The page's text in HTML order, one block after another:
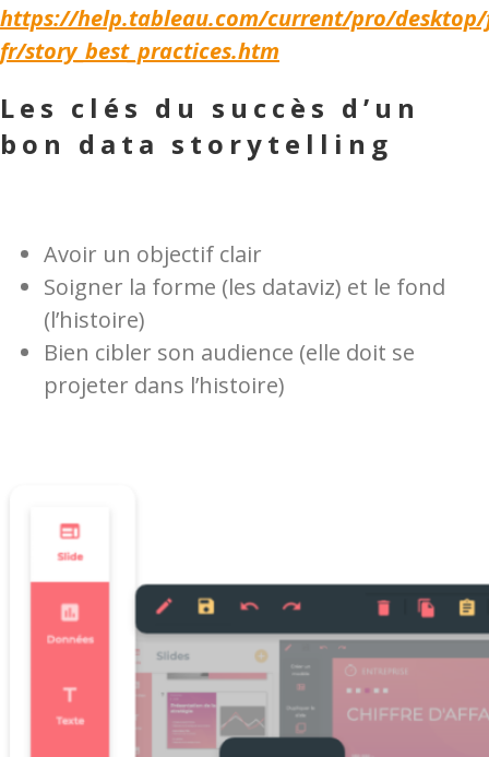
https://help.tableau.com/current/pro/
fr/story_best_practices.htm
Les clés du succès d’un
bon data storytelling
Avoir un objectif clair
Soigner la forme (les dataviz) et le fond
(l’histoire)
Bien cibler son audience (elle doit se
projeter dans l’histoire)